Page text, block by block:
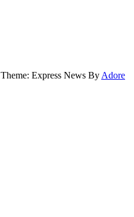
Theme: Express News By Adore